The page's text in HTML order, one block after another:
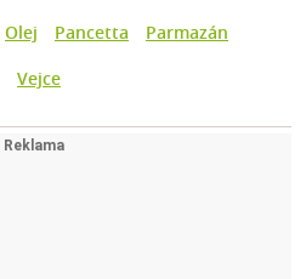
Olej Pancetta
Parmazán
Vejce